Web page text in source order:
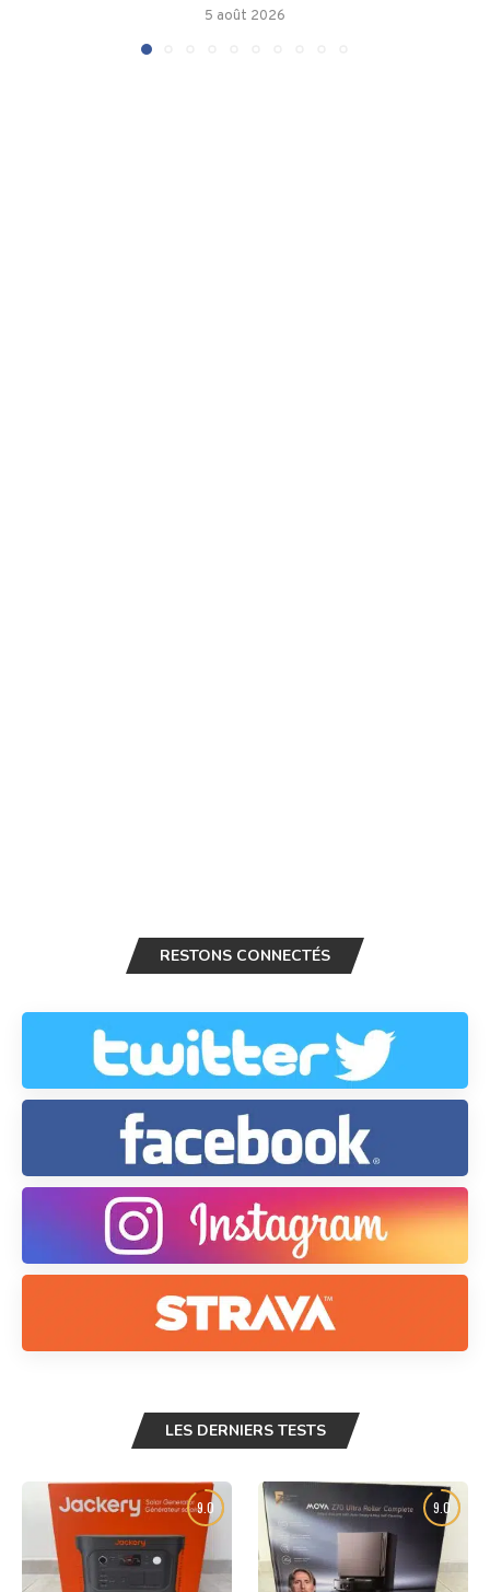
5 août 2026
RESTONS CONNECTÉS
LES DERNIERS TESTS
9.0 9.0